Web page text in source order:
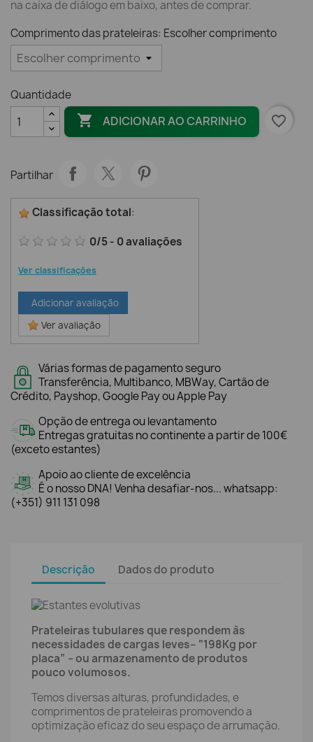
na caixa de diálogo em baixo, antes de comprar.
Comprimento das prateleiras: Escolher comprimento
Quantidade
 ADICIONAR AO CARRINHO favorite_border
Partilhar
Classificação total:
0/5- 0avaliações
Ver classificações
Adicionar avaliação
Ver avaliação
Várias formas de pagamento seguro
Transferência, Multibanco, MBWay, Cartão de
Crédito, Payshop, Google Pay ou Apple Pay
Opção de entrega ou levantamento
Entregas gratuitas no continente a partir de 100€
(exceto estantes)
Apoio ao cliente de excelência
É o nosso DNA! Venha desafiar-nos... whatsapp:
(+351) 911 131 098
Descrição Dados do produto
Prateleiras tubulares que respondem às
necessidades de cargas leves– “198Kg por
placa” – ou armazenamento de produtos
pouco volumosos.
Temos diversas alturas, profundidades, e
comprimentos de prateleiras promovendo a
optimização eficaz do seu espaço de arrumação.